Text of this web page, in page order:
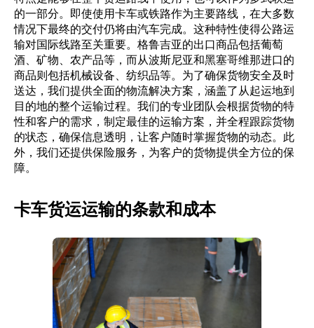
的一部分。即使使用卡车或铁路作为主要路线，在大多数
情况下最终的交付仍将由汽车完成。这种特性使得公路运
输对国际线路至关重要。格鲁吉亚的出口商品包括葡萄
酒、矿物、农产品等，而从波斯尼亚和黑塞哥维那进口的
商品则包括机械设备、纺织品等。为了确保货物安全及时
送达，我们提供全面的物流解决方案，涵盖了从起运地到
目的地的整个运输过程。我们的专业团队会根据货物的特
性和客户的需求，制定最佳的运输方案，并全程跟踪货物
的状态，确保信息透明，让客户随时掌握货物的动态。此
外，我们还提供保险服务，为客户的货物提供全方位的保
障。
卡车货运运输的条款和成本